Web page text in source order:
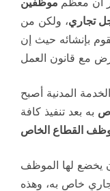
تجاري، ولكن من
بإنشائه حيث إن
المدنية أصبح
به بعد تنفيذ كافة
القطاع الخاص
يخضع لها الموظف
خاص به، وهذه